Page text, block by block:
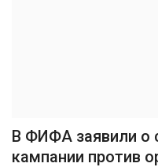
В ФИФА заявили о
кампании против